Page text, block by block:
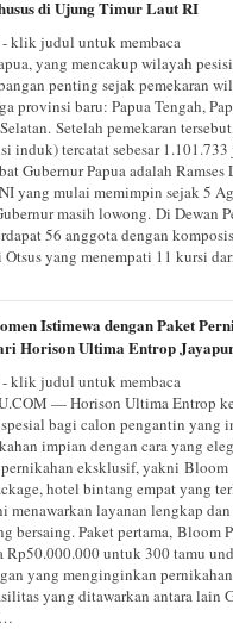
di Ujung Timur Laut RI
klik judul untuk membaca
yang mencakup wilayah
penting sejak pemekaran
provinsi baru: Papua Tengah,
Setelah pemekaran
induk) tercatat sebesar
Gubernur Papua adalah
yang mulai memimpin sejak 5
masih lowong. Di Dewan
56 anggota dengan
Otsus yang menempati 11 kursi
Istimewa dengan Paket
Horison Ultima Entrop
klik judul untuk membaca
— Horison Ultima Entrop
bagi calon pengantin yang
impian dengan cara yang
eksklusif, yakni Bloom
hotel bintang empat yang
menawarkan layanan lengkap
bersaing. Paket pertama, Bloom
Rp50.000.000 untuk 300 tamu
yang menginginkan
yang ditawarkan antara lain